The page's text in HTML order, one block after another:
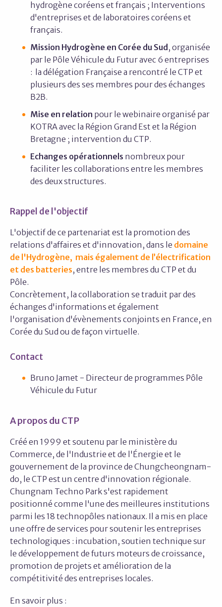
hydrogène coréens et français ; Interventions
d'entreprises et de laboratoires coréens et
français.
Mission Hydrogène en Corée du Sud , organisée
par le Pôle Véhicule du Futur avec 6 entreprises
: la délégation Française a rencontré le CTP et
plusieurs des ses membres pour des échanges
B2B.
Mise en relation pour le webinaire organisé par
KOTRA avec la Région Grand Est et la Région
Bretagne ; intervention du CTP.
Echanges opérationnels nombreux pour
faciliter les collaborations entre les membres
des deux structures.
Rappel de l'objectif
L'objectif de ce partenariat est la promotion des
relations d'affaires et d'innovation, dans le domaine
de l'Hydrogène, mais également de l’électrification
et des batteries, entre les membres du CTP et du
Pôle.
Concrètement, la collaboration se traduit par des
échanges d'informations et également
l'organisation d'évènements conjoints en France, en
Corée du Sud ou de façon virtuelle.
Contact
Bruno Jamet - Directeur de programmes Pôle
Véhicule du Futur
A propos du CTP
Créé en 1999 et soutenu par le ministère du
Commerce, de l'Industrie et de l'Énergie et le
gouvernement de la province de Chungcheongnam-
do, le CTP est un centre d'innovation régionale.
Chungnam Techno Park s'est rapidement
positionné comme l'une des meilleures institutions
parmi les 18 technopôles nationaux. Il a mis en place
une offre de services pour soutenir les entreprises
technologiques : incubation, soutien technique sur
le développement de futurs moteurs de croissance,
promotion de projets et amélioration de la
compétitivité des entreprises locales.
En savoir plus :